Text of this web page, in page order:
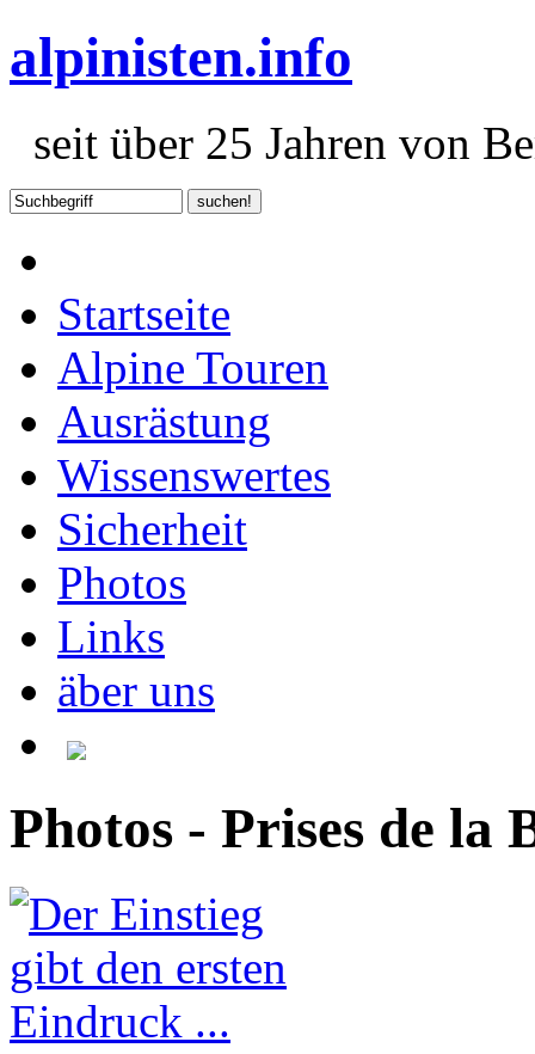
alpinisten.info
seit über 25 Jahren von
Startseite
Alpine Touren
Ausrästung
Wissenswertes
Sicherheit
Photos
Links
äber uns
Photos - Prises de la